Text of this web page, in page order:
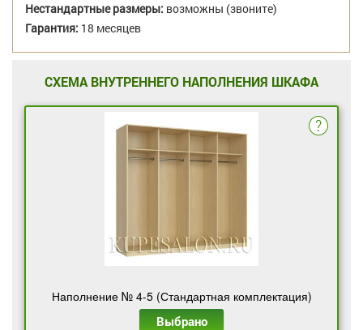
Нестандартные размеры: возможны (звоните)
Гарантия: 18 месяцев
СХЕМА ВНУТРЕННЕГО НАПОЛНЕНИЯ ШКАФА
Наполнение № 4-5 (Стандартная комплектация)
Выбрано